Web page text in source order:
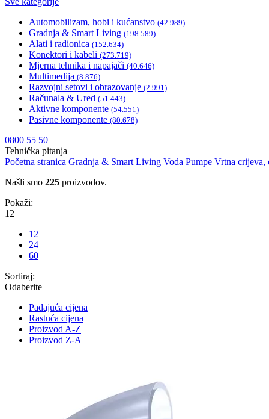
Automobilizam, hobi i kućanstvo (42.989)
Gradnja & Smart Living (198.589)
Alati i radionica (152.634)
Konektori i kabeli (273.719)
Mjerna tehnika i napajači (40.646)
Multimedija (8.876)
Razvojni setovi i obrazovanje (2.991)
Računala & Ured (51.443)
Aktivne komponente (54.551)
Pasivne komponente (80.678)
0800 55 50
Tehnička pitanja
Početna stranica Gradnja & Smart Living Voda Pumpe Vrtna crijeva,
Našli smo 225 proizvodov.
Pokaži:
12
12
24
60
Sortiraj:
Odaberite
Padajuća cijena
Rastuća cijena
Proizvod A-Z
Proizvod Z-A